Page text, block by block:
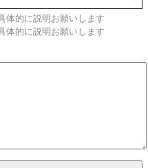
体的に説明お願いします
体的に説明お願いします